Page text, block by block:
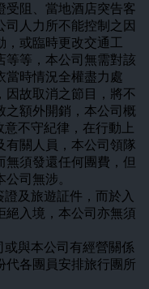
受阻、當地酒店突告客
人力所不能控制之因
，或臨時更改交通工
等等，本公司無需對該
當時情況全權盡力處
因故取消之節目，將不
之額外開銷，本公司概
不守紀律，在行動上
有關人員，本公司領隊
無須發還任何團費，但
司無涉。
及旅遊証件，而於入
絕入境，本公司亦無須
與本公司有經營關係
代各團員安排旅行團所